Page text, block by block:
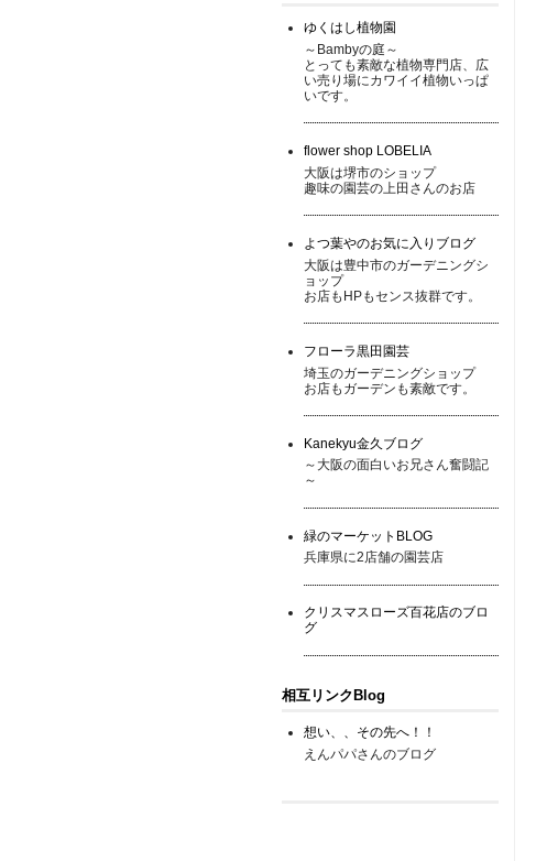
ゆくはし植物園
～Bambyの庭～
とっても素敵な植物専門店、広
い売り場にカワイイ植物いっぱ
いです。
flower shop LOBELIA
大阪は堺市のショップ
趣味の園芸の上田さんのお店
よつ葉やのお気に入りブログ
大阪は豊中市のガーデニングシ
ョップ
お店もHPもセンス抜群です。
フローラ黒田園芸
埼玉のガーデニングショップ
お店もガーデンも素敵です。
Kanekyu金久ブログ
～大阪の面白いお兄さん奮闘記
～
緑のマーケットBLOG
兵庫県に2店舗の園芸店
クリスマスローズ百花店のブロ
グ
相互リンクBlog
想い、、その先へ！！
えんパパさんのブログ